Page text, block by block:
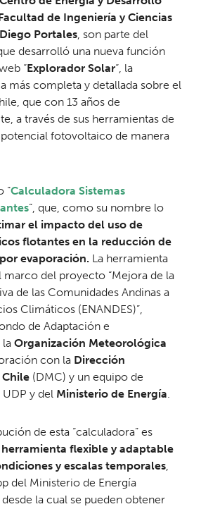
de Ingeniería y Ciencias
Portales, son parte del
desarrolló una nueva función
“Explorador Solar“, la
más completa y detallada sobre el
que con 13 años de
a través de sus herramientas de
fotovoltaico de manera
“Calculadora Sistemas
“, que, como su nombre lo
el impacto del uso de
flotantes en la reducción de
evaporación. La herramienta
marco del proyecto “Mejora de la
de las Comunidades Andinas a
Climáticos (ENANDES)”,
de Adaptación e
Organización Meteorológica
con la Dirección
(DMC) y un equipo de
y del Ministerio de Energía.
de esta “calculadora” es
flexible y adaptable
y escalas temporales,
del Ministerio de Energía
la cual se pueden obtener